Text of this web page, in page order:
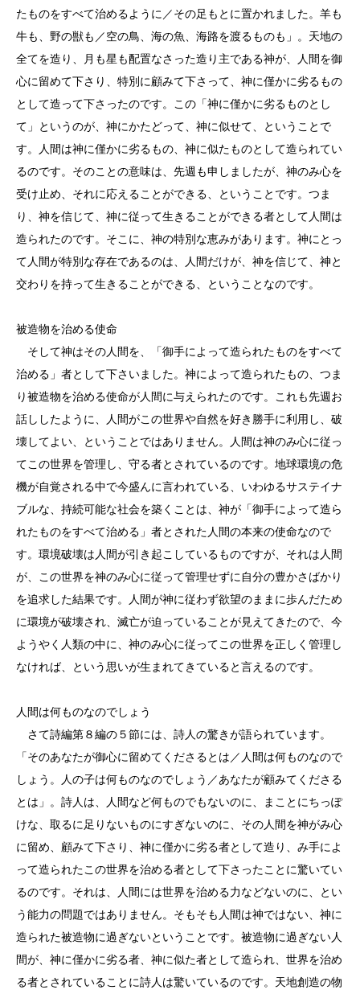
たものをすべて治めるように／その足もとに置かれました。羊も
牛も、野の獣も／空の鳥、海の魚、海路を渡るものも」。天地の
全てを造り、月も星も配置なさった造り主である神が、人間を御
心に留めて下さり、特別に顧みて下さって、神に僅かに劣るもの
として造って下さったのです。この「神に僅かに劣るものとし
て」というのが、神にかたどって、神に似せて、ということで
す。人間は神に僅かに劣るもの、神に似たものとして造られてい
るのです。そのことの意味は、先週も申しましたが、神のみ心を
受け止め、それに応えることができる、ということです。つま
り、神を信じて、神に従って生きることができる者として人間は
造られたのです。そこに、神の特別な恵みがあります。神にとっ
て人間が特別な存在であるのは、人間だけが、神を信じて、神と
交わりを持って生きることができる、ということなのです。
被造物を治める使命
そして神はその人間を、「御手によって造られたものをすべて
治める」者として下さいました。神によって造られたもの、つま
り被造物を治める使命が人間に与えられたのです。これも先週お
話ししたように、人間がこの世界や自然を好き勝手に利用し、破
壊してよい、ということではありません。人間は神のみ心に従っ
てこの世界を管理し、守る者とされているのです。地球環境の危
機が自覚される中で今盛んに言われている、いわゆるサステイナ
ブルな、持続可能な社会を築くことは、神が「御手によって造ら
れたものをすべて治める」者とされた人間の本来の使命なので
す。環境破壊は人間が引き起こしているものですが、それは人間
が、この世界を神のみ心に従って管理せずに自分の豊かさばかり
を追求した結果です。人間が神に従わず欲望のままに歩んだため
に環境が破壊され、滅亡が迫っていることが見えてきたので、今
ようやく人類の中に、神のみ心に従ってこの世界を正しく管理し
なければ、という思いが生まれてきていると言えるのです。
人間は何ものなのでしょう
さて詩編第８編の５節には、詩人の驚きが語られています。
「そのあなたが御心に留めてくださるとは／人間は何ものなので
しょう。人の子は何ものなのでしょう／あなたが顧みてくださる
とは」。詩人は、人間など何ものでもないのに、まことにちっぽ
けな、取るに足りないものにすぎないのに、その人間を神がみ心
に留め、顧みて下さり、神に僅かに劣る者として造り、み手によ
って造られたこの世界を治める者として下さったことに驚いてい
るのです。それは、人間には世界を治める力などないのに、とい
う能力の問題ではありません。そもそも人間は神ではない、神に
造られた被造物に過ぎないということです。被造物に過ぎない人
間が、神に僅かに劣る者、神に似た者として造られ、世界を治め
る者とされていることに詩人は驚いているのです。天地創造の物